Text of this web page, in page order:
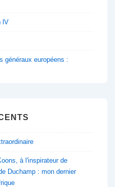
lV
généraux européens :
à l'inspirateur de
Duchamp : mon dernier